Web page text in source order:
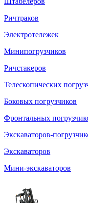
Ричтраков
Электротележек
Минипогрузчиков
Ричстакеров
Телескопических
Боковых погрузчиков
Фронтальных
Экскаваторов-
Экскаваторов
Мини-экскаваторов